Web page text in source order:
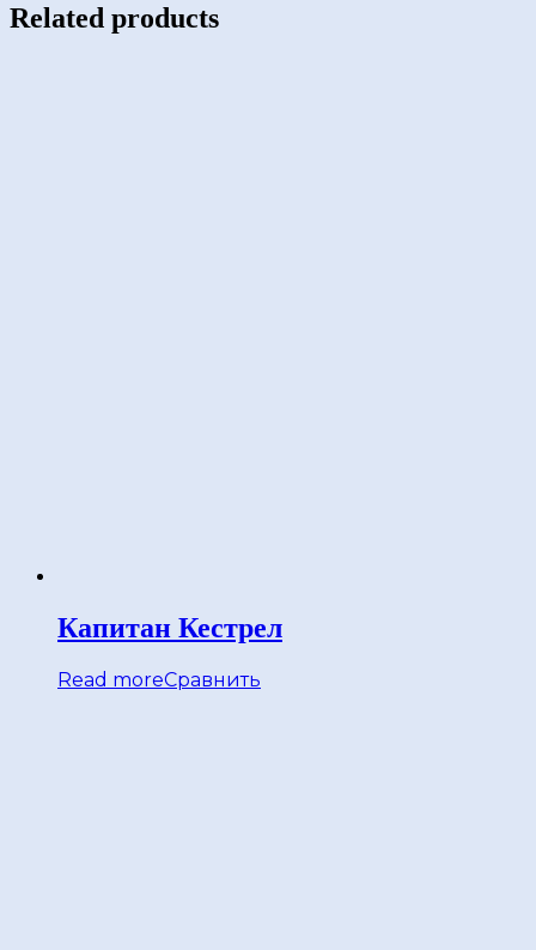
Related products
Капитан Кестрел
Read moreСравнить